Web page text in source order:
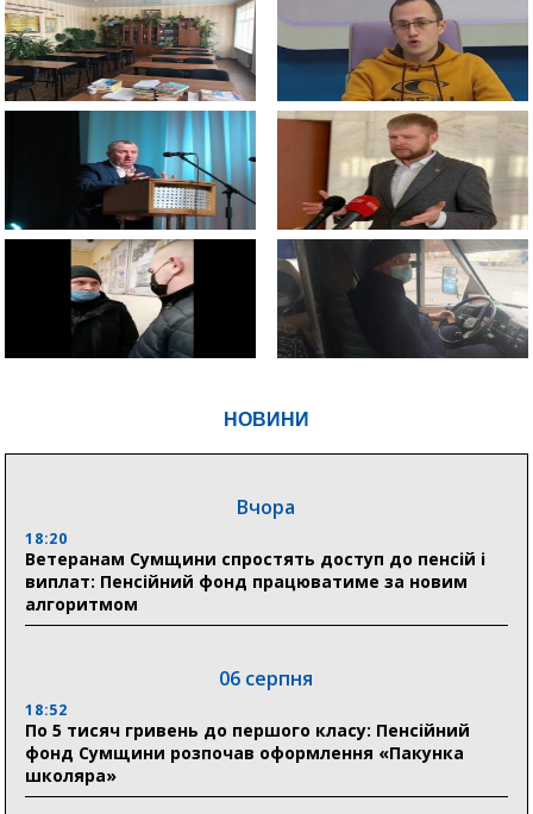
НОВИНИ
Вчора
18:20
Ветеранам Сумщини спростять доступ до пенсій і
виплат: Пенсійний фонд працюватиме за новим
алгоритмом
06 серпня
18:52
По 5 тисяч гривень до першого класу: Пенсійний
фонд Сумщини розпочав оформлення «Пакунка
школяра»